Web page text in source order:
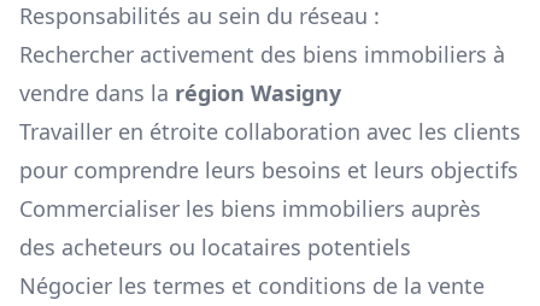
Responsabilités au sein du réseau :
Rechercher activement des biens immobiliers à
vendre dans la région Wasigny
Travailler en étroite collaboration avec les clients
pour comprendre leurs besoins et leurs objectifs
Commercialiser les biens immobiliers auprès
des acheteurs ou locataires potentiels
Négocier les termes et conditions de la vente